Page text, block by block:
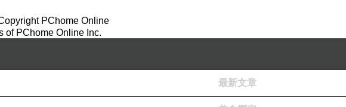
點，甚至有一回睡到早上八點，不管幾點起床，對媽媽來說都很知
顧者是阿公阿嬤。長輩怕小比菲吃不飽，所以幾乎每三個小時要餵
PChome Online
of PChome Online Inc.
最新文章